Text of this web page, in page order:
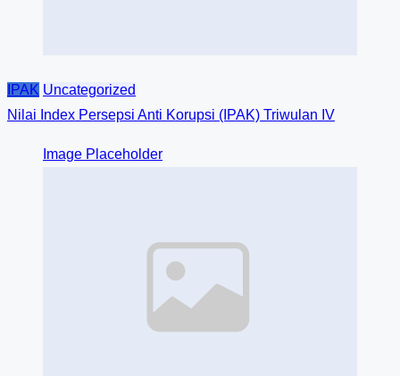
IPAK Uncategorized
Nilai Index Persepsi Anti Korupsi (IPAK) Triwulan IV
Image Placeholder